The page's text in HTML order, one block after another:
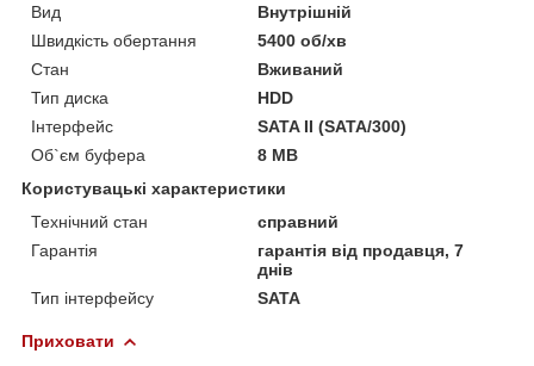
Вид
Внутрішній
Швидкість обертання
5400 об/хв
Стан
Вживаний
Тип диска
HDD
Інтерфейс
SATA II (SATA/300)
Об`єм буфера
8 MB
Користувацькі характеристики
Технічний стан
справний
Гарантія
гарантія від продавця, 7
днів
Тип інтерфейсу
SATA
Приховати